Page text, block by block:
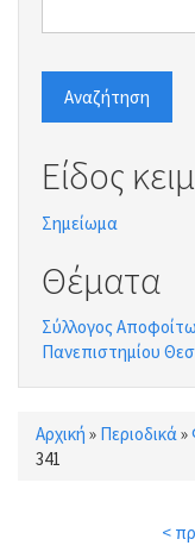
Αναζήτηση
Είδος
Σημείωμα
Θέματα
Σύλλογος
Πανεπιστημίου
Είστε εδώ
Αρχική » Περιοδικά»
341
<